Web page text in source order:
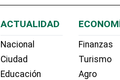
ACTUALIDAD
Nacional
Ciudad
Educación
Finanzas
Turismo
Agro